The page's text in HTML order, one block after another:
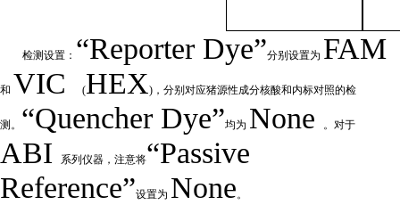
检测设置： “Reporter Dye”分别设置为 FAM
和 VIC(HEX)，分别对应猪源性成分核酸和内标对照的检
测。 “Quencher Dye”均为 None 。对于
ABI 系列仪器，注意将“Passive
Reference”设置为 None。